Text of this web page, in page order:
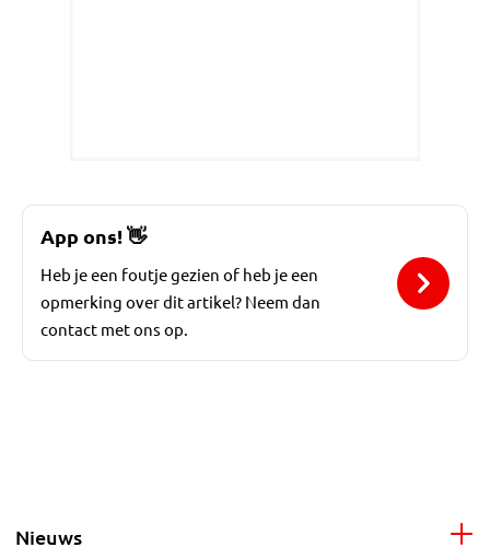
App ons!👋
Heb je een foutje gezien of heb je een
opmerking over dit artikel? Neem dan
contact met ons op.
Nieuws